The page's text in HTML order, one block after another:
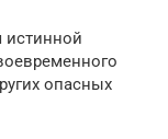
истинной
опасных